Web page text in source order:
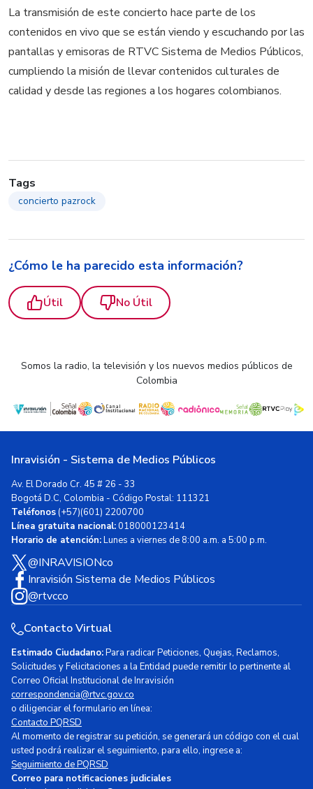
La transmisión de este concierto hace parte de los
contenidos en vivo que se están viendo y escuchando por las
pantallas y emisoras de RTVC Sistema de Medios Públicos,
cumpliendo la misión de llevar contenidos culturales de
calidad y desde las regiones a los hogares colombianos.
Tags
concierto pazrock
¿Cómo le ha parecido esta información?
Útil No Útil
Somos la radio, la televisión y los nuevos medios públicos de
Colombia
Inravisión - Sistema de Medios Públicos
Av. El Dorado Cr. 45 # 26 - 33
Bogotá D.C, Colombia - Código Postal: 111321
Teléfonos(+57)(601) 2200700
Línea gratuita nacional:018000123414
Horario de atención:Lunes a viernes de 8:00 a.m. a 5:00 p.m.
@INRAVISIONco
Inravisión Sistema de Medios Públicos
@rtvcco
Contacto Virtual
Estimado Ciudadano:Para radicar Peticiones, Quejas, Reclamos,
Solicitudes y Felicitaciones a la Entidad puede remitir lo pertinente al
Correo Oficial Institucional de Inravisión
correspondencia@rtvc.gov.co
o diligenciar el formulario en línea:
Contacto PQRSD
Al momento de registrar su petición, se generará un código con el cual
usted podrá realizar el seguimiento, para ello, ingrese a:
Seguimiento de PQRSD
Correo para notificaciones judiciales